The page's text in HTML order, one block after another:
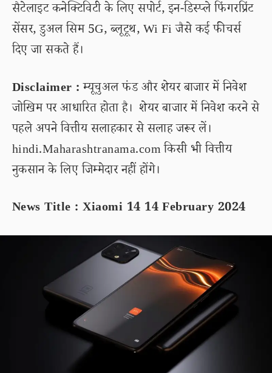
सैटेलाइट कनेक्टिविटी के लिए सपोर्ट, इन-डिस्प्ले फिंगरप्रिंट
सेंसर, डुअल सिम 5G, ब्लूटूथ, Wi Fi जैसे कई फीचर्स
दिए जा सकते हैं।
Disclaimer :म्यूचुअल फंड और शेयर बाजार में निवेश
जोखिम पर आधारित होता है। शेयर बाजार में निवेश करने से
पहले अपने वित्तीय सलाहकार से सलाह जरूर लें।
hindi.Maharashtranama.com किसी भी वित्तीय
नुकसान के लिए जिम्मेदार नहीं होंगे।
News Title : Xiaomi 14 14 February 2024